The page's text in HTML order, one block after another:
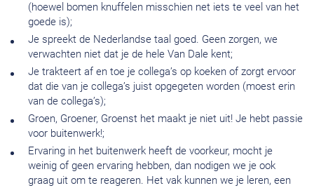
(hoewel bomen knuffelen misschien net iets te veel van het
goede is);
Je spreekt de Nederlandse taal goed. Geen zorgen, we
verwachten niet dat je de hele Van Dale kent;
Je trakteert af en toe je collega’s op koeken of zorgt ervoor
dat die van je collega’s juist opgegeten worden (moest erin
van de collega’s);
Groen, Groener, Groenst het maakt je niet uit! Je hebt passie
voor buitenwerk!;
Ervaring in het buitenwerk heeft de voorkeur, mocht je
weinig of geen ervaring hebben, dan nodigen we je ook
graag uit om te reageren. Het vak kunnen we je leren, een